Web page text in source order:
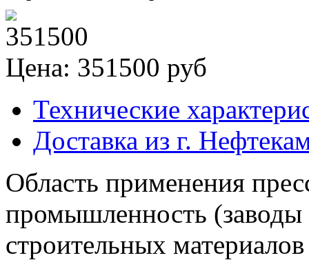
Цена: 351500 руб
Технические
Доставка из г.
Область применения
промышленность
строительных